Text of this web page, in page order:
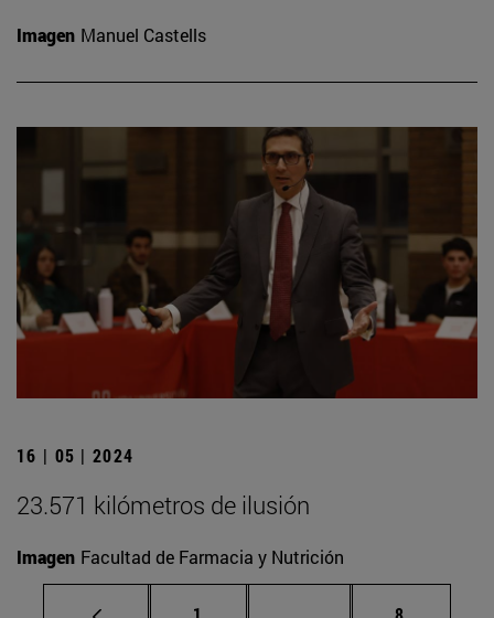
Imagen Manuel Castells
16 | 05 | 2024
23.571 kilómetros de ilusión
Imagen Facultad de Farmacia y Nutrición
Página Páginas intermedias
Página